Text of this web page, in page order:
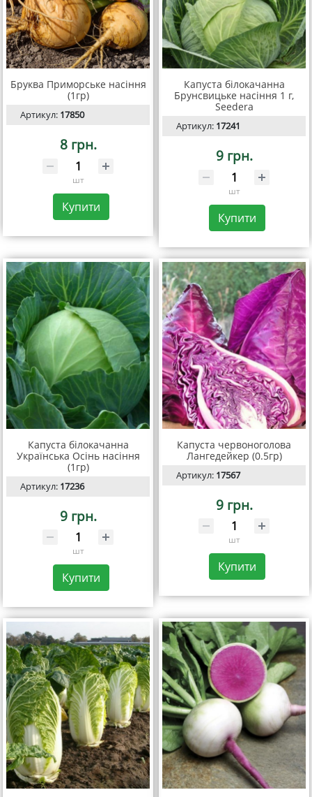
Бруква Приморське насіння
(1гр)
Артикул: 17850
8 грн.
шт
Купити
Капуста білокачанна
Брунсвицьке насіння 1 г,
Seedera
Артикул: 17241
9 грн.
шт
Купити
Капуста білокачанна
Українська Осінь насіння
(1гр)
Артикул: 17236
9 грн.
шт
Купити
Капуста червоноголова
Лангедейкер (0.5гр)
Артикул: 17567
9 грн.
шт
Купити